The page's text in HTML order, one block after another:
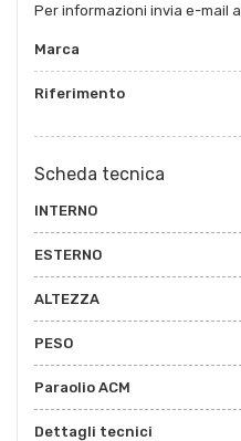
Per informazioni invia e-mail a
Marca
Riferimento
Scheda tecnica
INTERNO
ESTERNO
ALTEZZA
PESO
Paraolio ACM
Dettagli tecnici